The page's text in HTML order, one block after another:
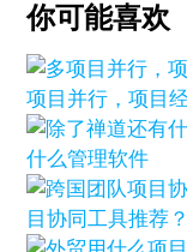
你可能喜欢
项目并行，项目
什么管理软件
目协同工具推荐？